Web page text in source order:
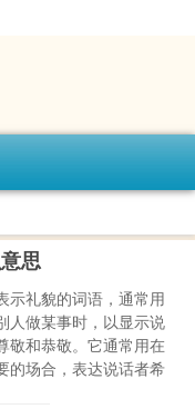
思
示礼貌的词语，通常用
人做某事时，以显示说
敬和恭敬。它通常用在
的场合，表达说话者希